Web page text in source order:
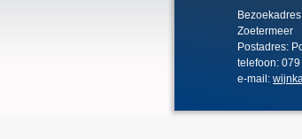
Zoetermeer
Postadres:
telefoon:
e-mail: